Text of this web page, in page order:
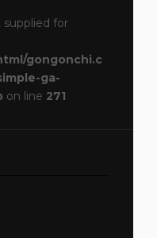
for
gongonchi.c
ga-
on line 271